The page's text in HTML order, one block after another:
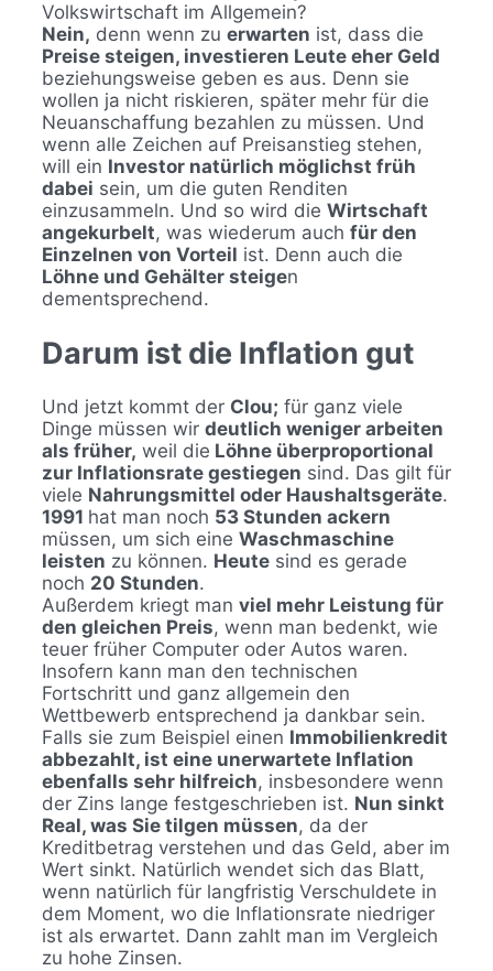
Volkswirtschaft im Allgemein?
Nein, denn wenn zu erwarten ist, dass die
Preise steigen, investieren Leute eher Geld
beziehungsweise geben es aus. Denn sie
wollen ja nicht riskieren, später mehr für die
Neuanschaffung bezahlen zu müssen. Und
wenn alle Zeichen auf Preisanstieg stehen,
will ein Investor natürlich möglichst früh
dabei sein, um die guten Renditen
einzusammeln. Und so wird die Wirtschaft
angekurbelt, was wiederum auch für den
Einzelnen von Vorteil ist. Denn auch die
Löhne und Gehälter steigen
dementsprechend.
Darum ist die Inflation gut
Und jetzt kommt der Clou; für ganz viele
Dinge müssen wir deutlich weniger arbeiten
als früher, weil die Löhne überproportional
zur Inflationsrate gestiegen sind. Das gilt für
viele Nahrungsmittel oder Haushaltsgeräte.
1991 hat man noch 53 Stunden ackern
müssen, um sich eine Waschmaschine
leisten zu können. Heute sind es gerade
noch 20 Stunden.
Außerdem kriegt man viel mehr Leistung für
den gleichen Preis, wenn man bedenkt, wie
teuer früher Computer oder Autos waren.
Insofern kann man den technischen
Fortschritt und ganz allgemein den
Wettbewerb entsprechend ja dankbar sein.
Falls sie zum Beispiel einen Immobilienkredit
abbezahlt, ist eine unerwartete Inflation
ebenfalls sehr hilfreich, insbesondere wenn
der Zins lange festgeschrieben ist. Nun sinkt
Real, was Sie tilgen müssen, da der
Kreditbetrag verstehen und das Geld, aber im
Wert sinkt. Natürlich wendet sich das Blatt,
wenn natürlich für langfristig Verschuldete in
dem Moment, wo die Inflationsrate niedriger
ist als erwartet. Dann zahlt man im Vergleich
zu hohe Zinsen.